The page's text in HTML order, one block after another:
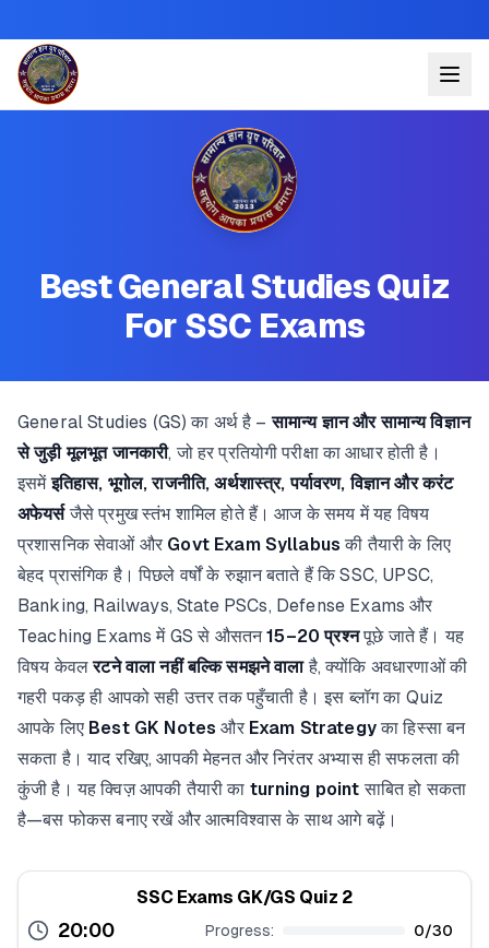
Best General Studies Quiz
For SSC Exams
General Studies (GS) का अर्थ है –सामान्य ज्ञान और सामान्य विज्ञान
से जुड़ी मूलभूत जानकारी, जो हर प्रतियोगी परीक्षा का आधार होती है।
इसमेंइतिहास, भूगोल, राजनीति, अर्थशास्त्र, पर्यावरण, विज्ञान और करंट
अफेयर्सजैसे प्रमुख स्तंभ शामिल होते हैं। आज के समय में यह विषय
प्रशासनिक सेवाओं और Govt Exam Syllabus की तैयारी के लिए
बेहद प्रासंगिक है। पिछले वर्षों के रुझान बताते हैं कि SSC, UPSC,
Banking, Railways, State PSCs, Defense Exams और
Teaching Exams में GS से औसतन15–20 प्रश्नपूछे जाते हैं। यह
विषय केवलरटने वाला नहीं बल्कि समझने वालाहै, क्योंकि अवधारणाओं की
गहरी पकड़ ही आपको सही उत्तर तक पहुँचाती है। इस ब्लॉग का Quiz
आपके लिए Best GK Notes और Exam Strategyका हिस्सा बन
सकता है। याद रखिए, आपकी मेहनत और निरंतर अभ्यास ही सफलता की
कुंजी है। यह क्विज़ आपकी तैयारी का turning point साबित हो सकता
है—बस फोकस बनाए रखें और आत्मविश्वास के साथ आगे बढ़ें।
SSC Exams GK/GS Quiz 2
20:00 Progress: 0/30